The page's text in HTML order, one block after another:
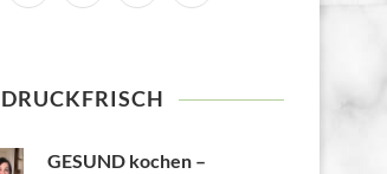
DRUCKFRISCH
GESUND kochen –